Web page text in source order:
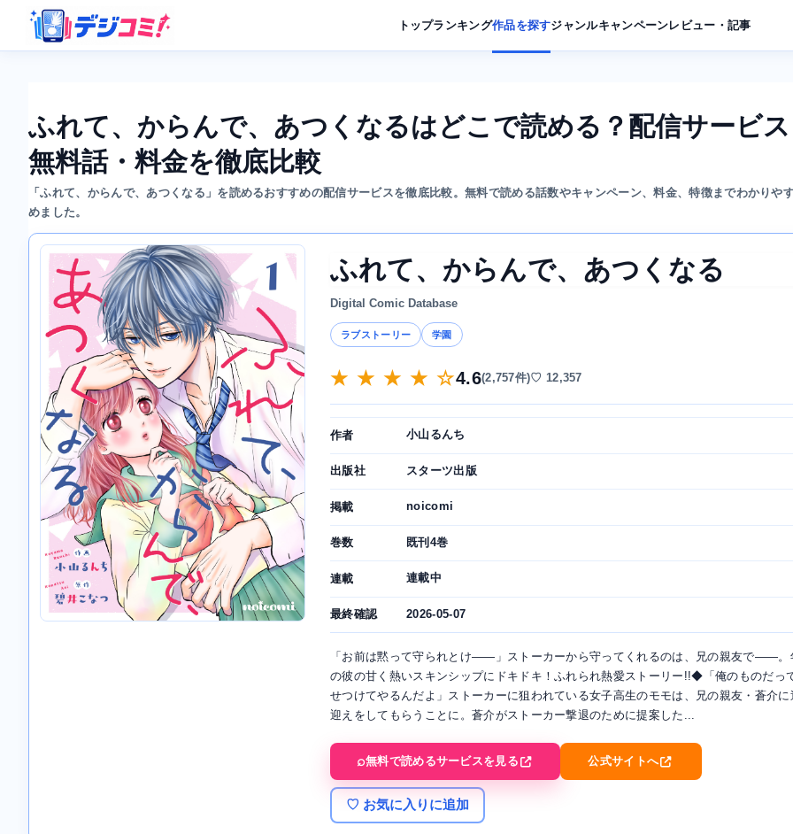
トップランキング作品を探すジャンルキャンペーンレビュー・記事
ふれて、からんで、あつくなるはどこで読める？配信サービ
無料話・料金を徹底比較
「ふれて、からんで、あつくなる」を読めるおすすめの配信サービスを徹底比較。無料で読める話数やキャンペーン、料金、特徴までわかりや
めました。
ふれて、からんで、あつくなる
Digital Comic Database
ラブストーリー 学園
★ ★ ★ ★ ☆4.6(2,757件)♡ 12,357
作者 小山るんち
出版社 スターツ出版
掲載 noicomi
巻数 既刊4巻
連載 連載中
最終確認 2026-05-07
「お前は黙って守られとけ――」ストーカーから守ってくれるのは、兄の親友で――。
の彼の甘く熱いスキンシップにドキドキ！ふれられ熱愛ストーリー!!◆「俺のものだっ
せつけてやるんだよ」ストーカーに狙われている女子高生のモモは、兄の親友・蒼介に
迎えをしてもらうことに。蒼介がストーカー撃退のために提案した...
無料で読めるサービスを見る 公式サイトへ
♡ お気に入りに追加